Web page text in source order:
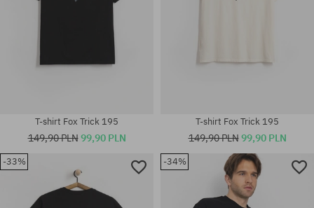
Dostępne rozmiary:
M; L; XL
Dostępne rozmiary:
M; L; XL
T-shirt Fox Trick 195
149,90 PLN99,90 PLN
T-shirt Fox Trick 195
149,90 PLN99,90 PLN
-33% -34%